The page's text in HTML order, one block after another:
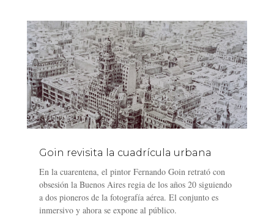
Goin revisita la cuadrícula urbana
En la cuarentena, el pintor Fernando Goin retrató con
obsesión la Buenos Aires regia de los años 20 siguiendo
a dos pioneros de la fotografía aérea. El conjunto es
inmersivo y ahora se expone al público.